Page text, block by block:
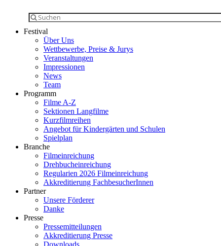
Festival
Über Uns
Wettbewerbe, Preise & Jurys
Veranstaltungen
Impressionen
News
Team
Programm
Filme A-Z
Sektionen Langfilme
Kurzfilmreihen
Angebot für Kindergärten und Schulen
Spielplan
Branche
Filmeinreichung
Drehbucheinreichung
Regularien 2026 Filmeinreichung
Akkreditierung FachbesucherInnen
Partner
Unsere Förderer
Danke
Presse
Pressemitteilungen
Akkreditierung Presse
Downloads